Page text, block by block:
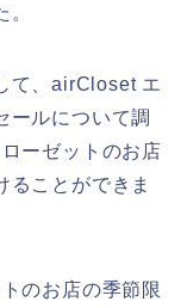
て、airCloset エ
ールについて調
ーゼットのお店
ることができま
のお店の季節限